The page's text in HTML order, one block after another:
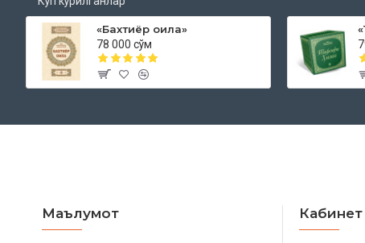
«Бахтиёр оила»
78 000 сўм
Маълумот Кабинет